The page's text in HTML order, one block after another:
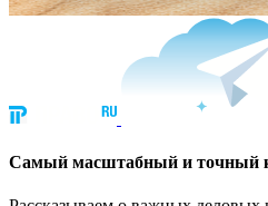
Cамый масштабный и точный